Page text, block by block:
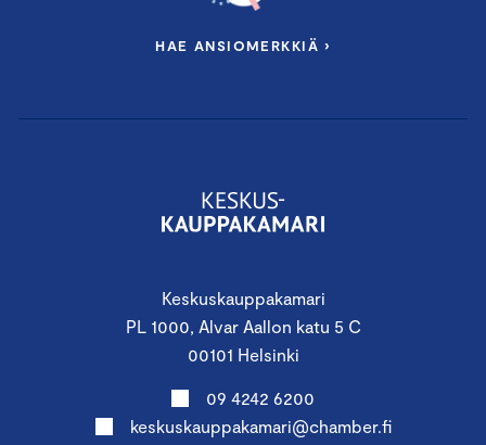
Keskuskauppakamari
PL 1000, Alvar Aallon katu 5 C
00101 Helsinki
09 4242 6200
keskuskauppakamari@chamber.fi
HAE ANSIOMERKKIÄ ›